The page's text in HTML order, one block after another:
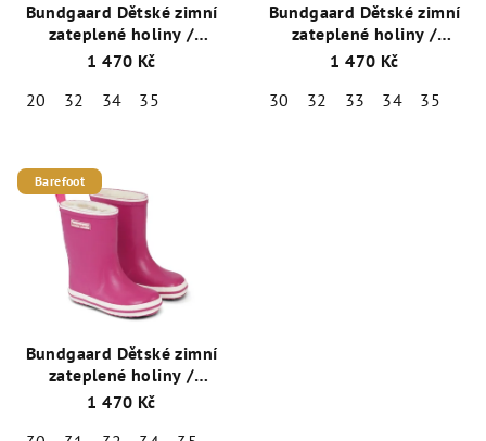
Bundgaard Dětské zimní
zateplené holiny /
sněhule Charly High
Curry
1 470 Kč
20
32 34 35
Bundgaard Dětské zimní
zateplené holiny /
sněhule Charly High
Dinosaurus
1 470 Kč
30
32 33 34 35
Barefoot
Bundgaard Dětské zimní
zateplené holiny /
sněhule Charly High
1 470 Kč